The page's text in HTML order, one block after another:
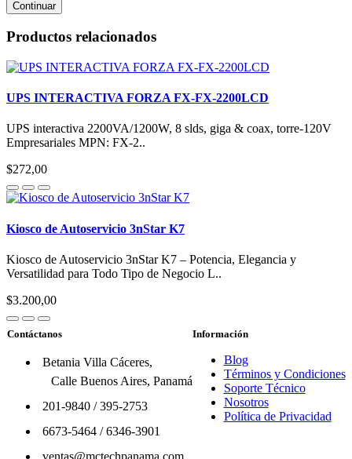
Continuar
Productos relacionados
UPS INTERACTIVA FORZA FX-FX-2200LCD
UPS interactiva 2200VA/1200W, 8 slds, giga & coax, torre-120V
Empresariales MPN: FX-2..
$272,00
Kiosco de Autoservicio 3nStar K7
Kiosco de Autoservicio 3nStar K7 – Potencia, Elegancia y
Versatilidad para Todo Tipo de Negocio L..
$3.200,00
Contáctanos
Betania Villa Cáceres,
Calle Buenos Aires, Panamá
201-9840/395-2753
6673-5464/6346-3901
ventas@mctechpanama.com
Información
Blog
Términos y Condiciones
Soporte Técnico
Nosotros
Política de Privacidad